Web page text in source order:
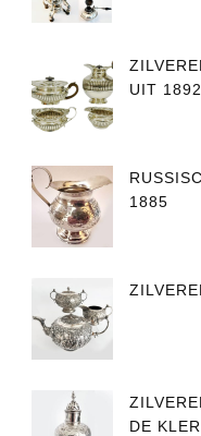
UIT 1892
1885
DE